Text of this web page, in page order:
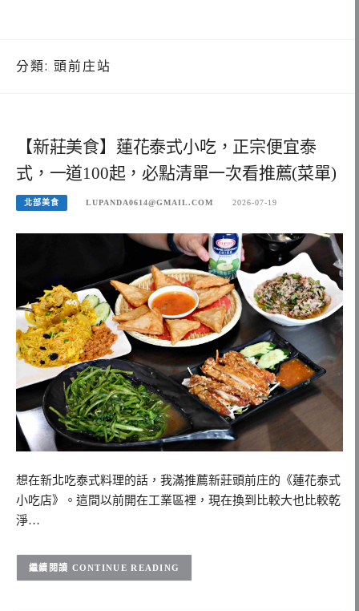
分類: 頭前庄站
【新莊美食】蓮花泰式小吃，正宗便宜泰
式，一道100起，必點清單一次看推薦(菜單)
北部美食 LUPANDA0614@GMAIL.COM 2026-07-19
想在新北吃泰式料理的話，我滿推薦新莊頭前庄的《蓮花泰式
小吃店》。這間以前開在工業區裡，現在換到比較大也比較乾
淨…
CONTINUE READING